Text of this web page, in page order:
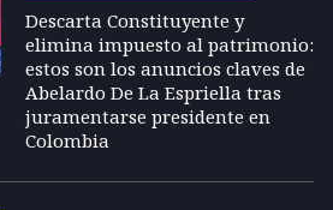
Descarta Constituyente y
elimina impuesto al patrimonio:
estos son los anuncios claves de
Abelardo De La Espriella tras
juramentarse presidente en
Colombia